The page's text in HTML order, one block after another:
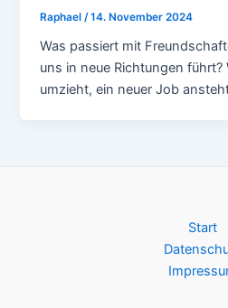
Raphael /14. November 2024
Was passiert mit
uns in neue Richtungen führt?
umzieht, ein neuer Job
Start